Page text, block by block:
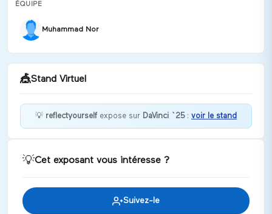
ÉQUIPE
Muhammad Nor
🎪Stand Virtuel
Discuter
💡 reflectyourself expose sur DaVinci `25: voir le stand
💡Cet exposant vous intéresse ?
Suivez-le